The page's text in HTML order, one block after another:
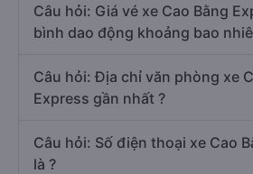
Câu hỏi: Giá vé xe Cao Bằng
bình dao động khoảng bao
Câu hỏi: Địa chỉ văn phòng xe
Express gần nhất ?
Câu hỏi: Số điện thoại xe Cao
là ?